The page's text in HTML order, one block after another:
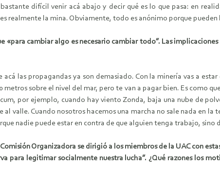
difícil venir acá abajo y decir qué es lo que pasa: en
realmente la mina. Obviamente, todo es anónimo porque
«para cambiar algo es necesario cambiar todo”. Las
las propagandas ya son demasiado. Con la minería vas a
metros sobre el nivel del mar, pero te van a pagar bien. Es como
por ejemplo, cuando hay viento Zonda, baja una nube de
valle. Cuando nosotros hacemos una marcha no sale nada en la
nadie puede estar en contra de que alguien tenga trabajo, sino
Organizadora se dirigió a los miembros de la UAC con
para legitimar socialmente nuestra lucha”. ¿Qué razones los